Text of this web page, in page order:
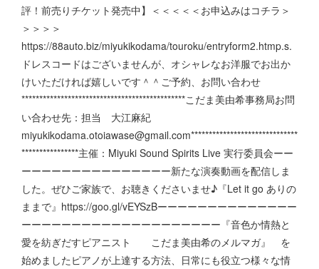
評！前売りチケット発売中】＜＜＜＜＜お申込みはコチラ＞
＞＞＞＞
https://88auto.biz/miyukikodama/touroku/entryform2.htmp.s.
ドレスコードはございませんが、オシャレなお洋服でお出か
けいただければ嬉しいです＾＾ご予約、お問い合わせ
**********************************************こだま美由希事務局お問
い合わせ先：担当 大江麻紀
miyukikodama.otoiawase@gmail.com******************************
****************主催：Miyuki Sound Spirits Live 実行委員会ーー
ーーーーーーーーーーーーーーー新たな演奏動画を配信しま
した。ぜひご家族で、お聴きくださいませ♪『Let it go ありの
ままで』https://goo.gl/vEYSzBーーーーーーーーーーーーーー
ーーーーーーーーーーーーーーーーーーーー『音色か情熱と
愛を紡ぎだすピアニスト こだま美由希のメルマガ』 を
始めましたピアノが上達する方法、日常にも役立つ様々な情